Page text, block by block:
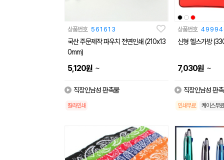
상품번호 561613
국산 주문제작 파우치 전면인쇄 (210x13
0mm)
5,120원 ~
직장인남성 판촉물
칼라인쇄
상품번호
신형 헬스가방
7,030원 ~
직장인남성 판
인쇄무료 케이스무료